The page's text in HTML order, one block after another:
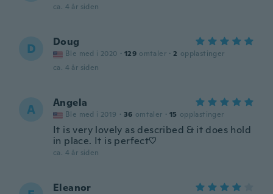
ca. 4 år siden
D Doug
Ble med i 2020 · 129 omtaler · 2 opplastinger
ca. 4 år siden
A Angela
Ble med i 2019 · 36 omtaler · 15 opplastinger
It is very lovely as described & it does hold
in place. It is perfect♡
ca. 4 år siden
Eleanor